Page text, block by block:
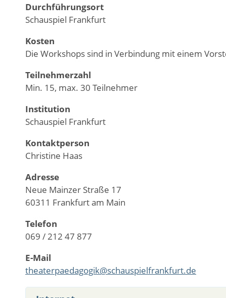
Durchführungsort
Schauspiel Frankfurt
Kosten
Die Workshops sind in Verbindung mit einem
Teilnehmerzahl
Min. 15, max. 30 Teilnehmer
Institution
Schauspiel Frankfurt
Kontaktperson
Christine Haas
Adresse
Neue Mainzer Straße 17
60311 Frankfurt am Main
Telefon
069 / 212 47 877
E-Mail
theaterpaedagogik@schauspielfrankfurt.de